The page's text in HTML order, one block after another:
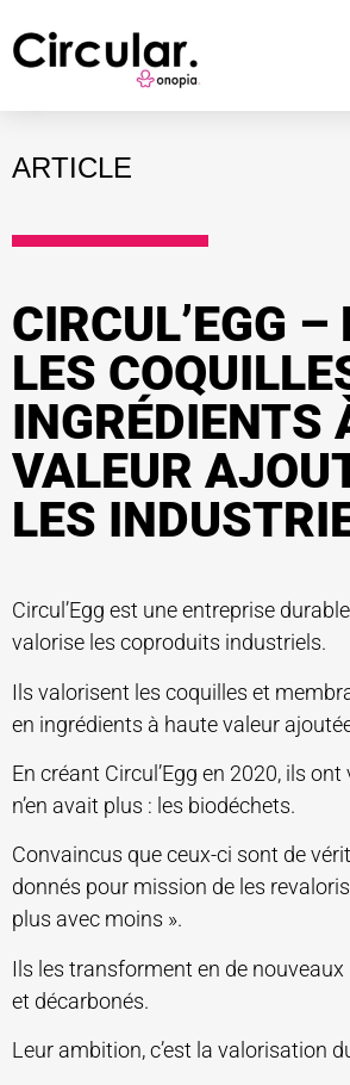
ARTICLE
CIRCUL’EGG
LES
INGRÉDIENTS
VALEUR
LES
Circul’Egg est une entreprise
valorise les coproduits industriels.
Ils valorisent les coquilles et
en ingrédients à haute valeur
En créant Circul’Egg en 2020, ils
n’en avait plus : les biodéchets.
Convaincus que ceux-ci sont de
donnés pour mission de les
plus avec moins ».
Ils les transforment en de
et décarbonés.
Leur ambition, c’est la valorisation